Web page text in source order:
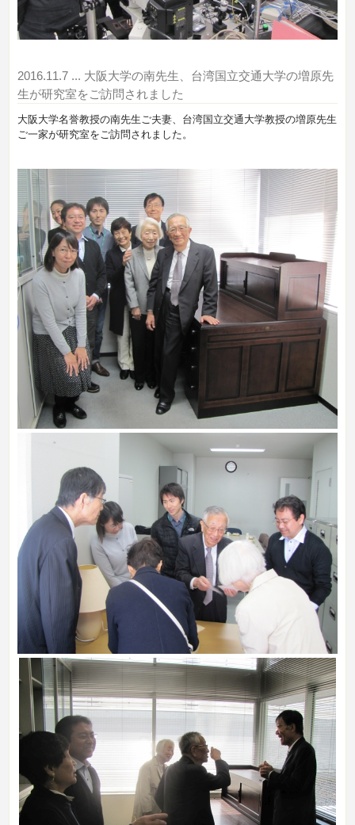
2016.11.7 ... 大阪大学の南先生、台湾国立交通大学の増原先
生が研究室をご訪問されました
大阪大学名誉教授の南先生ご夫妻、台湾国立交通大学教授の増原先生
ご一家が研究室をご訪問されました。